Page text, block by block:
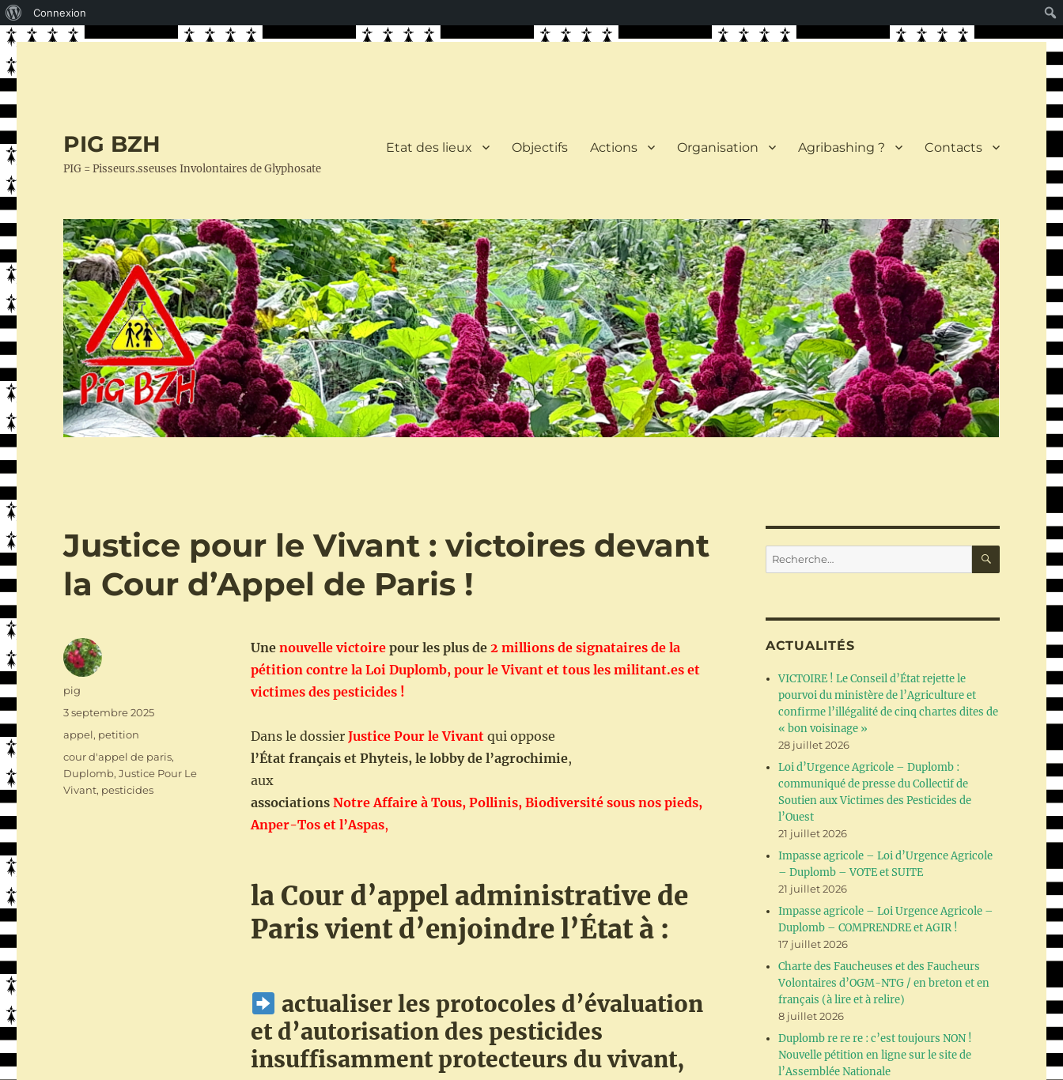
propos
Connexion
PIG BZH
PIG = Pisseurs.sseuses Involontaires de Glyphosate
Etat des lieux Objectifs Actions Organisation Agribashing ? Contacts
Justice pour le Vivant : victoires devant
la Cour d’Appel de Paris !
Unenouvelle victoirepour les plus de 2 millions de signataires de la
pétition contre la Loi Duplomb, pour le Vivant et tous les militant.es et
victimes des pesticides !
Dans le dossier Justice Pour le Vivant qui oppose
l’État français et Phyteis, le lobby de l’agrochimie,
aux
associations Notre Affaire à Tous, Pollinis, Biodiversité sous nos pieds,
Anper-Tos et l’Aspas,
la Cour d’appel administrative de
Paris vient d’enjoindre l’État à :
actualiser les protocoles d’évaluation
et d’autorisation des pesticides
insuffisamment protecteurs du vivant,
Auteur
pig
Publié
3 septembre 2025
Catégories
appel, petition
Étiquettes
cour d'appel de paris,
Duplomb,Justice Pour Le
Vivant, pesticides
Recherche
pour :
ACTUALITÉS
VICTOIRE ! Le Conseil d’État rejette le
pourvoi du ministère de l’Agriculture et
confirme l’illégalité de cinq chartes dites de
« bon voisinage »
28 juillet 2026
Loi d’Urgence Agricole – Duplomb :
communiqué de presse du Collectif de
Soutien aux Victimes des Pesticides de
l’Ouest
21 juillet 2026
Impasse agricole – Loi d’Urgence Agricole
– Duplomb – VOTE et SUITE
21 juillet 2026
Impasse agricole – Loi Urgence Agricole –
Duplomb – COMPRENDRE et AGIR !
17 juillet 2026
Charte des Faucheuses et des Faucheurs
Volontaires d’OGM-NTG / en breton et en
français (à lire et à relire)
8 juillet 2026
Duplomb re re re : c’est toujours NON !
Nouvelle pétition en ligne sur le site de
l’Assemblée Nationale